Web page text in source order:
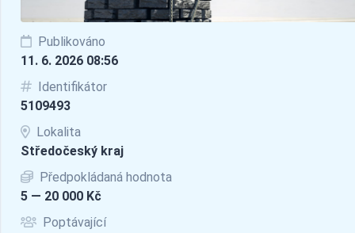
Publikováno
11. 6. 2026 08:56
Identifikátor
5109493
Lokalita
Středočeský kraj
Předpokládaná hodnota
5 — 20 000 Kč
Poptávající